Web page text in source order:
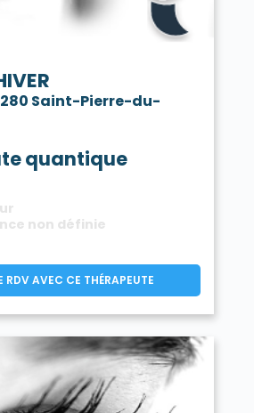
Saint-Pierre-du-
quantique
non définie
RDV AVEC CE THÉRAPEUTE